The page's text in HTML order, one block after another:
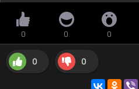
0 0 0
0 0